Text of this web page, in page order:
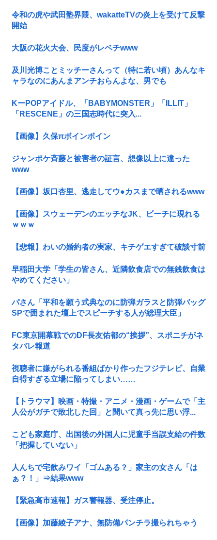
令和の虎や武田塾界隈、wakatteTVの炎上を受けて反撃
開始
大阪の花火大会、民度がレベチwww
及川光博ことミッチーさんって（特に若い頃）あんなキ
ャラなのにあんまアンチおらんよな、男でも
KーPOPアイドル、「BABYMONSTER」「ILLIT」
「RESCENE」の三国志時代に突入...
【画像】久保πボインボイン
ジャンポケ斉藤と被害者の証言、想像以上に違った
www
【画像】坂口杏里、逃走してウ●カスまで晒されるwww
【画像】スウェーデンのエッチなJK、ビーチに現れる
ｗｗｗ
【悲報】わいの婚約者の実家、キチゲエすぎて破談寸前
早稲田大学「学生の皆さん、近隣飲食店での無銭飲食は
やめてください」
パさん「平和を願う式典なのに防弾ガラスと防弾バッグ
SPで囲まれた壇上でスピーチする人が総理大臣」
FC東京開幕戦でのDF長友佑都の“挨拶”、スポニチがネ
タバレ報道
視聴者に嫌がられる番組ばかり作ったフジテレビ、自業
自得すぎる立場に陥ってしまい……
【トラウマ】映画・特撮・アニメ・漫画・ゲームで「主
人公がガチで敗北した回」と聞いて真っ先に思い浮...
こども家庭庁、出国後の外国人に児童手当誤支給の件数
「把握していない」
人んちで宅飲みワイ「ゴムある？」家主の女さん「は
ぁ？！」⇒結果www
【緊急高市速報】ガス警報器、受注停止。
【画像】加藤綾子アナ、無防備パンチラ撮られちゃう